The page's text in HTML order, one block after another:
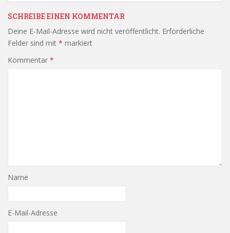
SCHREIBE EINEN KOMMENTAR
Deine E-Mail-Adresse wird nicht veröffentlicht. Erforderliche
Felder sind mit * markiert
Kommentar *
Name
E-Mail-Adresse